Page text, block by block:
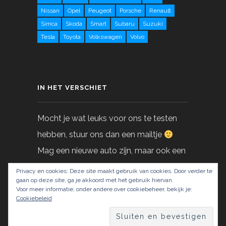
Nissan
Opel Peugeot Porsche
Renault
Simca
Skoda Smart Subaru
Suzuki
Tesla
Toyota Volkswagen Volvo
IN HET VERSCHIET
Mocht je wat leuks voor ons te testen
hebben, stuur ons dan een mailtje
Mag een nieuwe auto zijn, maar ook een
gebruikte!
info@LoveAtFirstDrive.nl
Privacy en cookies: Deze site maakt gebruik van cookies. Door verder te
gaan op deze site, ga je akkoord met het gebruik hiervan.
Voor meer informatie, onder andere over cookiebeheer, bekijk je:
Cookiebeleid